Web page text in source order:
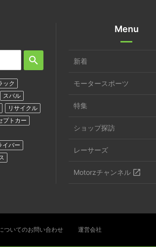
ック
スバル
リサイクル
プトカー
イバー
Menu
新着
モータースポーツ
特集
ショップ探訪
レーサーズ
Motorzチャンネル
ついてのお問い合わせ 運営会社